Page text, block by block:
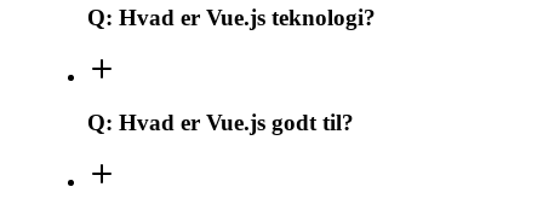
Q: Hvad er Vue.js teknologi?
Q: Hvad er Vue.js godt til?